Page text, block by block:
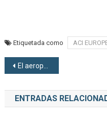
Etiquetada como ACI
Navegación
El aeropuerto de Málaga instala dos aseos para personas ostomizadas
ENTRADAS